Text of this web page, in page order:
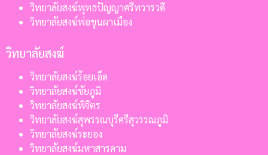
วิทยาลัยสงฆ์พุทธปัญญาศรีทวารวดี
วิทยาลัยสงฆ์พ่อขุนผาเมือง
วิทยาลัยสงฆ์
วิทยาลัยสงฆ์ร้อยเอ็ด
วิทยาลัยสงฆ์ชัยภูมิ
วิทยาลัยสงฆ์พิจิตร
วิทยาลัยสงฆ์สุพรรณบุรีศรีสุวรรณภูมิ
วิทยาลัยสงฆ์ระยอง
วิทยาลัยสงฆ์มหาสารคาม